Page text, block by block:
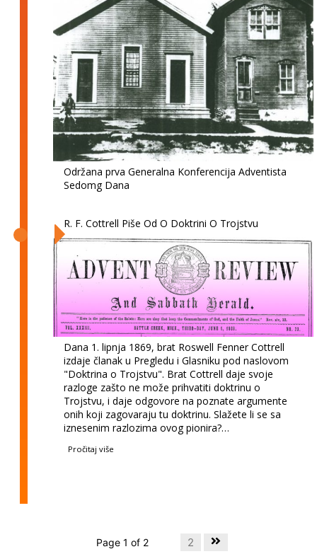
Održana prva Generalna Konferencija Adventista
Sedomg Dana
R. F. Cottrell Piše Od O Doktrini O Trojstvu
Dana 1. lipnja 1869, brat Roswell Fenner Cottrell
izdaje članak u Pregledu i Glasniku pod naslovom
"Doktrina o Trojstvu". Brat Cottrell daje svoje
razloge zašto ne može prihvatiti doktrinu o
Trojstvu, i daje odgovore na poznate argumente
onih koji zagovaraju tu doktrinu. Slažete li se sa
iznesenim razlozima ovog pionira?…
Pročitaj više
Page 1 of 2 2